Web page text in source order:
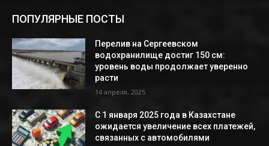
ПОПУЛЯРНЫЕ ПОСТЫ
Перелив на Сергеевском
водохранилище достиг 150 см:
уровень воды продолжает уверенно
расти
14 апреля, 2025
С 1 января 2025 года в Казахстане
ожидается увеличение всех платежей,
связанных с автомобилями